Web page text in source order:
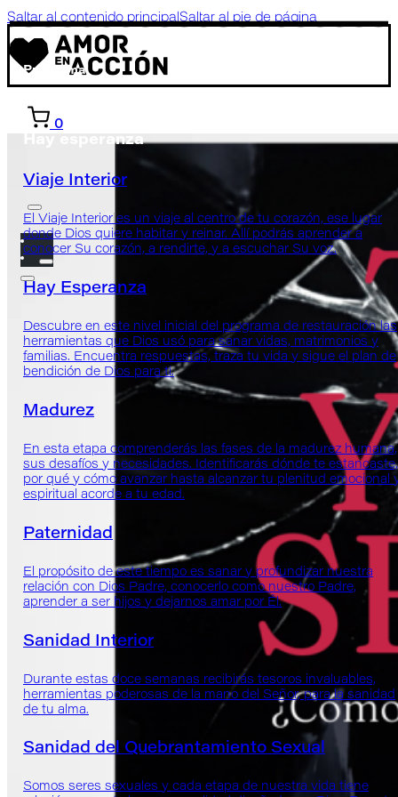
Saltar al contenido principalSaltar al pie de página
0
Programa
Hay esperanza
Viaje Interior
El Viaje Interior es un viaje al centro de tu corazón, ese lugar
donde Dios quiere habitar y reinar. Allí podrás aprender a
conocer Su corazón, a rendirte, y a escuchar Su voz.
Hay Esperanza
Descubre en este nivel inicial del programa de restauración las
herramientas que Dios usó para sanar vidas, matrimonios y
familias. Encuentra respuestas, traza tu vida y sigue el plan de
bendición de Dios para ti.
Madurez
En esta etapa comprenderás las fases de la madurez humana,
sus desafíos y necesidades. Identificarás dónde te estancaste,
por qué y cómo avanzar hasta alcanzar tu plenitud emocional
espiritual acorde a tu edad.
Paternidad
El propósito de este tiempo es sanar y profundizar nuestra
relación con Dios Padre, conocerlo como nuestro Padre,
aprender a ser hijos y dejarnos amar por Él.
Sanidad Interior
Durante estas doce semanas recibirás tesoros invaluables,
herramientas poderosas de la mano del Señor, para la sanidad
de tu alma.
Sanidad del Quebrantamiento Sexual
Somos seres sexuales y cada etapa de nuestra vida tiene